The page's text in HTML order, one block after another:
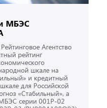
МБЭС
Агентство
рейтинг
шкале на
и кредитный
для Российской
«Стабильный», а
серии 001Р-02